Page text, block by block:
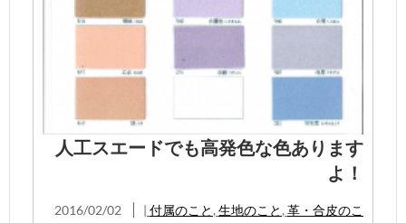
人工スエードでも高発色な色あります
よ！
2016/02/02 | 付属のこと , 生地のこと , 革・合皮のこ